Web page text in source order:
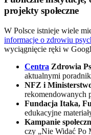
projekty społeczne
W Polsce istnieje wiele
informacje o zdrowiu
wyciągnięcie ręki w
Centra Zdrowia
aktualnymi
NFZ i
rekomendowanych
Fundacja Itaka,
edukacyjne
Kampanie
czy „Nie Widać Po